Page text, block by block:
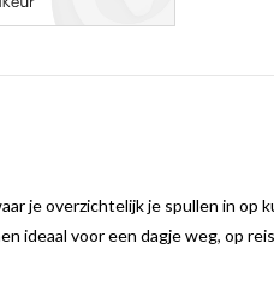
je overzichtelijk je spullen in op
ideaal voor een dagje weg, op